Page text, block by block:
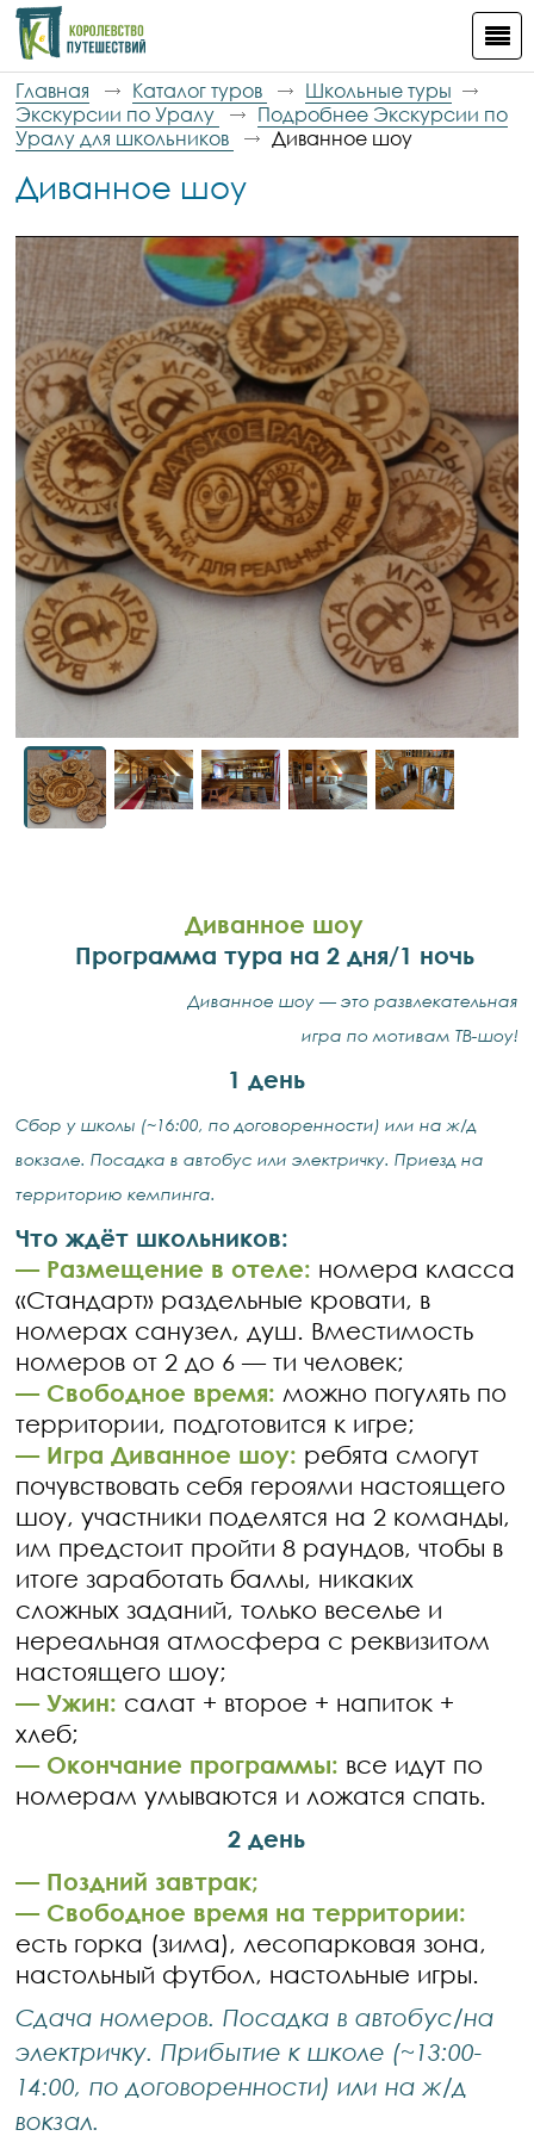
Главная Каталог туров
Школьные туры
Экскурсии по Уралу
Подробнее Экскурсии по
Уралу для школьников
Диванное шоу
Диванное шоу
Диванное шоу
Программа тура на 2 дня/1 ночь
Диванное шоу — это развлекательная
игра по мотивам ТВ-шоу!
1 день
Сбор у школы (~16:00, по договоренности) или на ж/д
вокзале. Посадка в автобус или электричку. Приезд на
территорию кемпинга.
Что ждёт школьников:
— Размещение в отеле: номера класса
«Стандарт» раздельные кровати, в
номерах санузел, душ. Вместимость
номеров от 2 до 6 — ти человек;
— Свободное время: можно погулять по
территории, подготовится к игре;
— Игра Диванное шоу: ребята смогут
почувствовать себя героями настоящего
шоу, участники поделятся на 2 команды,
им предстоит пройти 8 раундов, чтобы в
итоге заработать баллы, никаких
сложных заданий, только веселье и
нереальная атмосфера с реквизитом
настоящего шоу;
— Ужин: салат + второе + напиток +
хлеб;
— Окончание программы: все идут по
номерам умываются и ложатся спать.
2 день
— Поздний завтрак;
— Свободное время на территории:
есть горка (зима), лесопарковая зона,
настольный футбол, настольные игры.
Сдача номеров. Посадка в автобус/на
электричку. Прибытие к школе (~13:00-
14:00, по договоренности) или на ж/д
вокзал.